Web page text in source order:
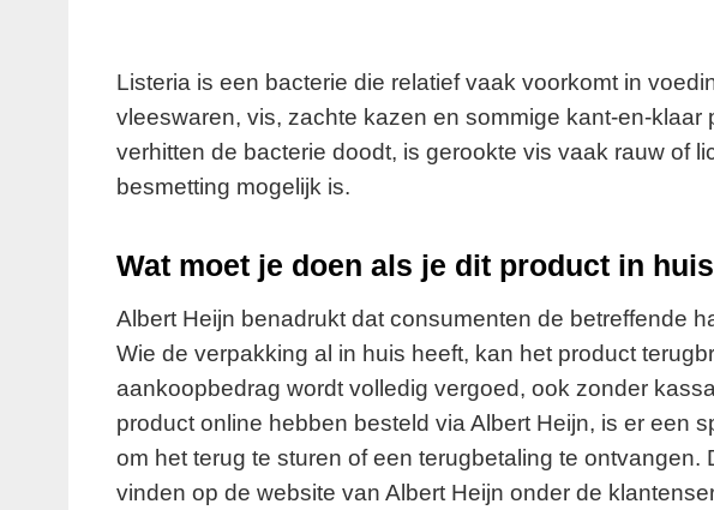
Listeria is een bacterie die relatief vaak voorkomt in
vleeswaren, vis, zachte kazen en sommige kant-en-klaar
verhitten de bacterie doodt, is gerookte vis vaak rauw of
besmetting mogelijk is.
Wat moet je doen als je dit product in
Albert Heijn benadrukt dat consumenten de betreffende
Wie de verpakking al in huis heeft, kan het product
aankoopbedrag wordt volledig vergoed, ook zonder
product online hebben besteld via Albert Heijn, is er een
om het terug te sturen of een terugbetaling te ontvangen.
vinden op de website van Albert Heijn onder de